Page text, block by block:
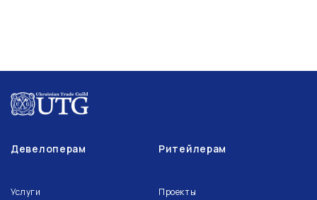
Девелоперам Ритейлерам
Услуги Проекты